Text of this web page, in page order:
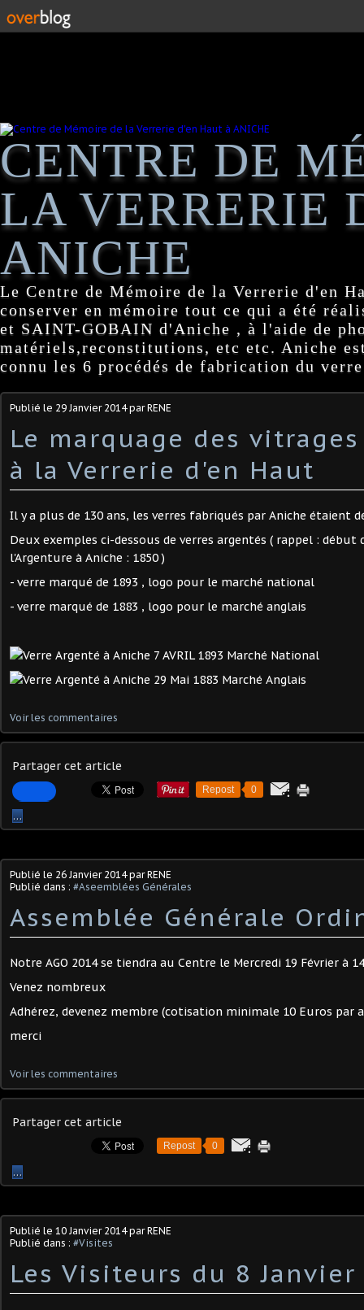
CENTRE DE
LA VERRERIE
ANICHE
Le Centre de Mémoire de la Verrerie d'en
conserver en mémoire tout ce qui a été
et SAINT-GOBAIN d'Aniche , à l'aide de
matériels,reconstitutions, etc etc. Aniche
connu les 6 procédés de fabrication du
Publié le 29 Janvier 2014par RENE
Le marquage des
à la Verrerie d'en Haut
Il y a plus de 130 ans, les verres fabriqués par Aniche étaient
Deux exemples ci-dessous de verres argentés ( rappel :
l'Argenture à Aniche : 1850 )
- verre marqué de 1893 , logo pour le marché national
- verre marqué de 1883 , logo pour le marché anglais
Voir les commentaires
Partager cet article
Repost 0
…
Publié le 26 Janvier 2014par RENE
Publié dans : #Aseemblées Générales
Assemblée Générale
Notre AGO 2014 se tiendra au Centre le Mercredi 19 Février à
Venez nombreux
Adhérez, devenez membre (cotisation minimale 10 Euros par
merci
Voir les commentaires
Partager cet article
Repost 0
…
Publié le 10 Janvier 2014par RENE
Publié dans : #Visites
Les Visiteurs du 8 Janvier